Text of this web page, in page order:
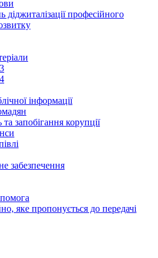
діджиталізації професійного
інформації
запобігання корупції
забезпечення
яке пропонується до передачі